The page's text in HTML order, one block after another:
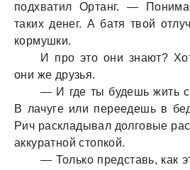
подхватил Ортанг. —
таких денег. А батя твой
кормушки.
И про это они знают?
они же друзья.
— И где ты будешь жить
В лачуге или переедешь в
Рич раскладывал долговые
аккуратной стопкой.
— Только представь, как